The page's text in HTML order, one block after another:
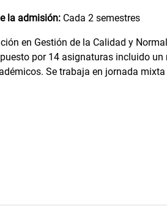
la admisión: Cada 2 semestres
en Gestión de la Calidad y
por 14 asignaturas incluido
Se trabaja en jornada